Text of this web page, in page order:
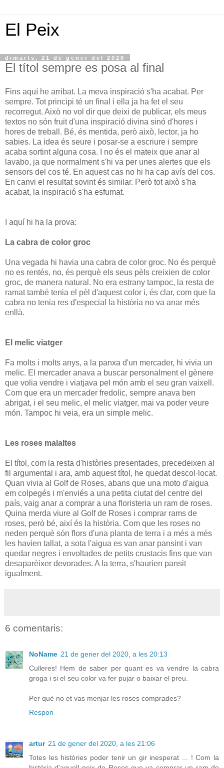
El Peix
dimarts, 21 de gener del 2020
El títol sempre es posa al final
Fins aquí he arribat. La meva inspiració s'ha acabat. Per
sempre. Tot principi té un final i ella ja ha fet el seu
recorregut. Això no vol dir que deixi de publicar, els meus
textos no són fruit d'una inspiració divina sinó d'hores i
hores de treball. Bé, és mentida, però això, lector, ja ho
sabies. La idea és seure i posar-se a escriure i sempre
acaba sortint alguna cosa. I no és el mateix que anar al
lavabo, ja que normalment s'hi va per unes alertes que els
sensors del cos té. En aquest cas no hi ha cap avís del cos.
En canvi el resultat sovint és similar. Però tot això s'ha
acabat, la inspiració s'ha esfumat.
I aquí hi ha la prova:
La cabra de color groc
Una vegada hi havia una cabra de color groc. No és perquè
no es rentés, no, és perquè els seus pèls creixien de color
groc, de manera natural. No era estrany tampoc, la resta de
ramat també tenia el pèl d'aquest color i, és clar, com que la
cabra no tenia res d'especial la història no va anar més
enllà.
El melic viatger
Fa molts i molts anys, a la panxa d'un mercader, hi vivia un
melic. El mercader anava a buscar personalment el gènere
que volia vendre i viatjava pel món amb el seu gran vaixell.
Com que era un mercader fredolic, sempre anava ben
abrigat, i el seu melic, el melic viatger, mai va poder veure
món. Tampoc hi veia, era un simple melic.
Les roses malaltes
El títol, com la resta d'històries presentades, precedeixen al
fil argumental i ara, amb aquest títol, he quedat descol·locat.
Quan vivia al Golf de Roses, abans que una moto d'aigua
em colpegés i m'enviés a una petita ciutat del centre del
país, vaig anar a comprar a una floristeria un ram de roses.
Quina merda viure al Golf de Roses i comprar rams de
roses, però bé, així és la història. Com que les roses no
neden perquè són flors d'una planta de terra i a més a més
les havien tallat, a sota l'aigua es van anar pansint i van
quedar negres i envoltades de petits crustacis fins que van
desaparèixer devorades. A la terra, s'haurien pansit
igualment.
6 comentaris:
NoName 21 de gener del 2020, a les 20:13
Culleres! Hem de saber per quant es va vendre la cabra
groga i si el seu color va fer pujar o baixar el preu.
Per què no et vas menjar les roses comprades?
Respon
artur 21 de gener del 2020, a les 21:06
Totes les històries poder tenir un gir inesperat ... ! Com la